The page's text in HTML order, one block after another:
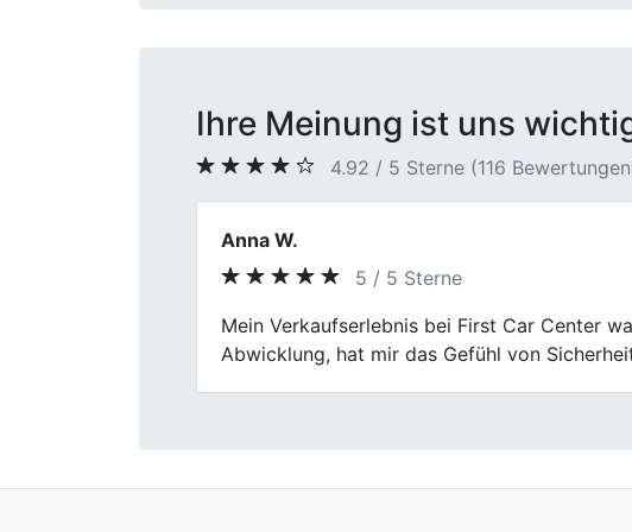
Ihre Meinung ist uns
4.92 / 5 Sterne (116
Lisa S.
5 / 5 Sterne
Ich bin zufrieden mit dem Autoverkauf. Die
Gebrauchtwagenverkauf.